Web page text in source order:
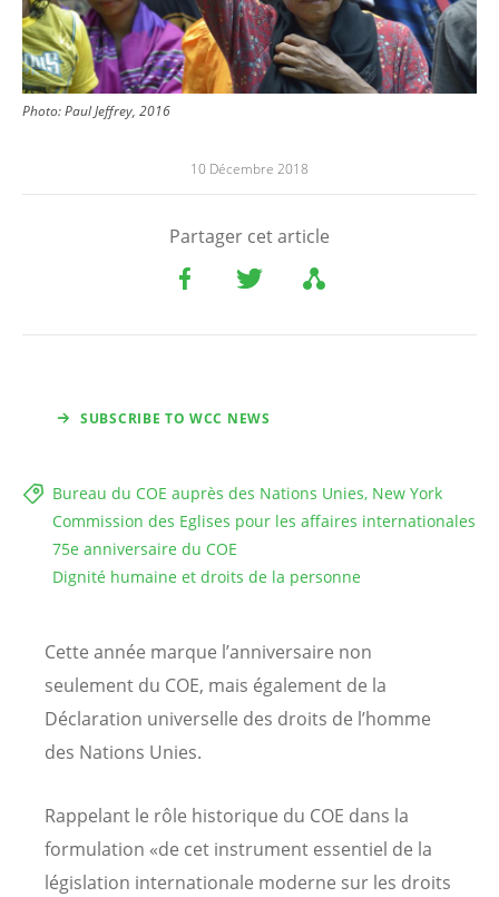
Photo: Paul Jeffrey, 2016
10 Décembre 2018
Partager cet article
SUBSCRIBE TO WCC NEWS
Bureau du COE auprès des Nations Unies, New York
Commission des Eglises pour les affaires internationales
75e anniversaire du COE
Dignité humaine et droits de la personne
Cette année marque l’anniversaire non
seulement du COE, mais également de la
Déclaration universelle des droits de l’homme
des Nations Unies.
Rappelant le rôle historique du COE dans la
formulation «de cet instrument essentiel de la
législation internationale moderne sur les droits